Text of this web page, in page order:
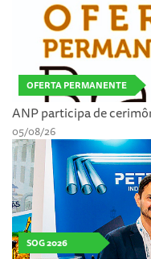
OFERTA PERMANENTE
ANP participa de
05/08/26
SOG 2026